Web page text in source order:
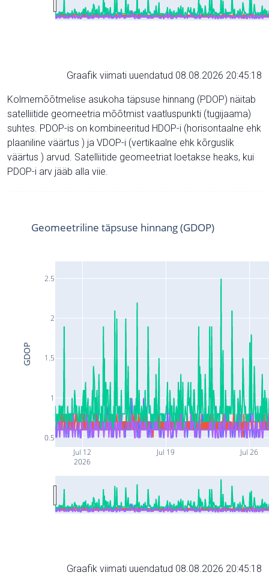
Graafik viimati uuendatud 08.08.2026 20:45:18
Kolmemõõtmelise asukoha täpsuse hinnang (PDOP) näitab
satelliitide geomeetria mõõtmist vaatluspunkti (tugijaama)
suhtes. PDOP-is on kombineeritud HDOP-i (horisontaalne ehk
plaaniline väärtus ) ja VDOP-i (vertikaalne ehk kõrguslik
väärtus ) arvud. Satelliitide geomeetriat loetakse heaks, kui
PDOP-i arv jääb alla viie.
Jul 12
2026
Jul 19 Jul 26
0.5
1
1.5
2
2.5
Geomeetriline täpsuse hinnang (GDOP)
GDOP
Graafik viimati uuendatud 08.08.2026 20:45:18